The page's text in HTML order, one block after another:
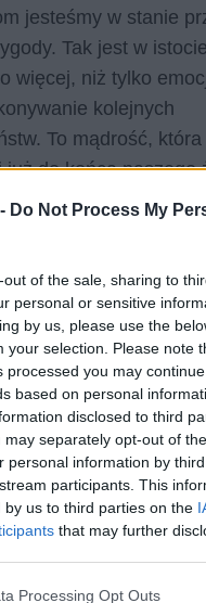
Do Not Process My
out of the sale, sharing to
personal or sensitive
by us, please use the
your selection. Please note
processed you may
based on personal
disclosed to third
may separately opt-out of
personal information by
participants. This
by us to third parties on the
that may further
Processing Opt Outs
jesteśmy w stanie
Tak jest w
więcej, niż tylko
kolejnych
To mądrość, która
już do końca naszego
każdego dnia.
czasem przynosi
cierpienie i
rozprawkę, w której
wpłynęła na
przez Ciebie
W argumentacji
Księcia oraz
jest coś, co
innych. Napisz
rozważysz trafność